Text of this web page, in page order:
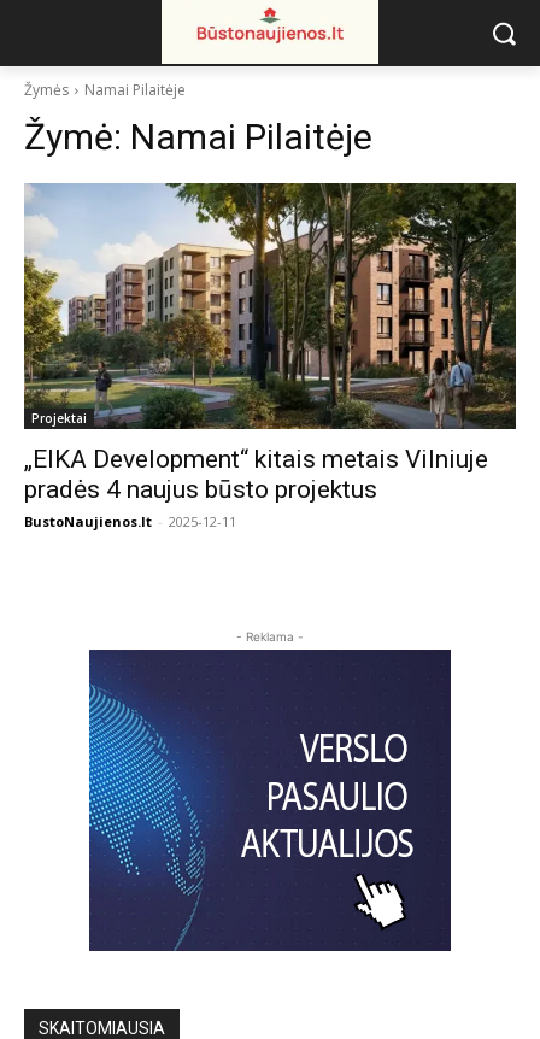
Žymės Namai Pilaitėje
Žymė: Namai Pilaitėje
Projektai
„EIKA Development“ kitais metais Vilniuje
pradės 4 naujus būsto projektus
BustoNaujienos.lt - 2025-12-11
- Reklama -
SKAITOMIAUSIA